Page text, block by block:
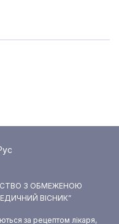
З ОБМЕЖЕНОЮ
ВІСНИК”
за рецептом лікаря,